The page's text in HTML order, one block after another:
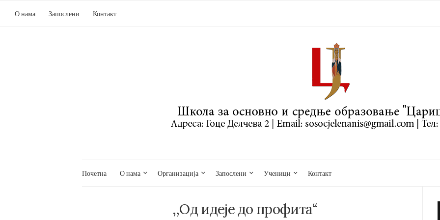
О нама Запослени Контакт
Почетна О нама Организација Запослени Ученици Контакт
,,Од идеје до профита“